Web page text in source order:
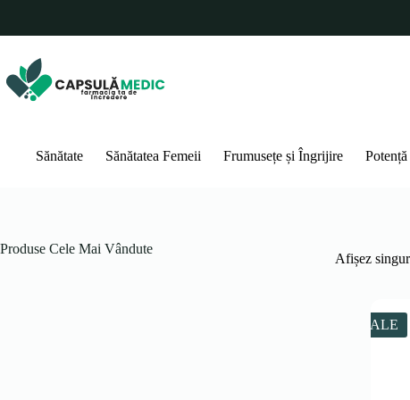
conținut
Sănătate Sănătatea Femeii Frumusețe și Îngrijire Potență
Afișez
SALE
Produse Cele Mai Vândute